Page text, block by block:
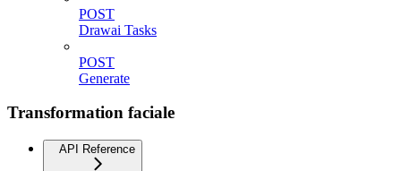
POST
Drawai Tasks
POST
Generate
Transformation faciale
API Reference